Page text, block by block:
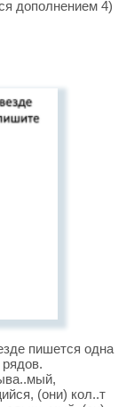
дополнением 4)
пишется одна
(они) кол..т